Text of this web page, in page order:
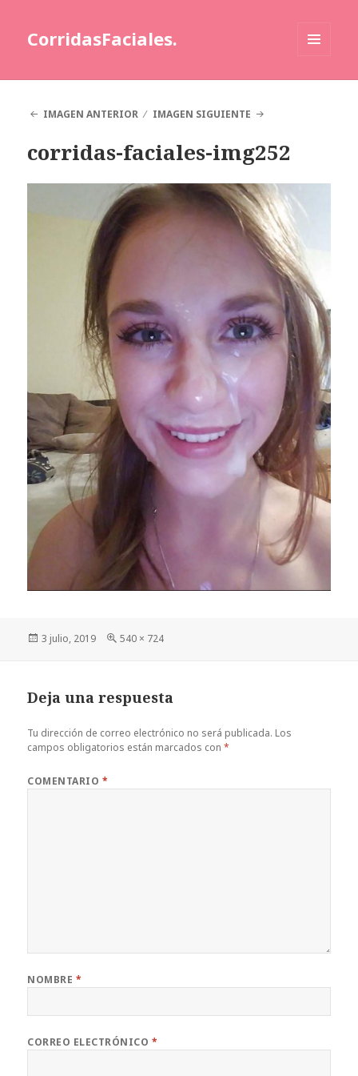
CorridasFaciales.
IMAGEN ANTERIOR
IMAGEN SIGUIENTE
corridas-faciales-img252
Publicado
3 julio, 2019
Tamaño
540 × 724
Deja una respuesta
Tu dirección de correo electrónico no será publicada. Los
campos obligatorios están marcados con*
COMENTARIO *
NOMBRE *
CORREO ELECTRÓNICO *